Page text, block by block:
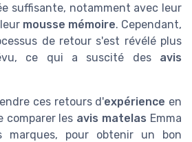
suffisante, notamment avec leur
mousse mémoire. Cependant,
de retour s'est révélé plus
ce qui a suscité des avis
ces retours d'expérience en
comparer les avis matelas Emma
marques, pour obtenir un bon